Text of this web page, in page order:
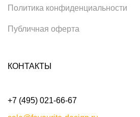
Политика конфиденциальности
Публичная оферта
КОНТАКТЫ
+7 (495) 021-66-67